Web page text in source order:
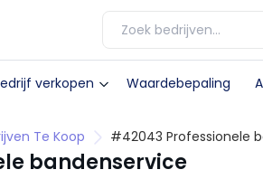
verkopen Waardebepaling
Te Koop #42043 Professionele
bandenservice